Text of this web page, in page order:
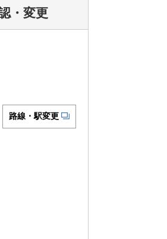
・変更
路線・駅変更